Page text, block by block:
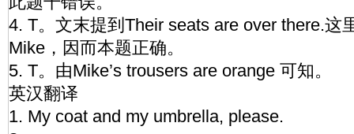
4. T。文末提到Their seats are over there.这
Mike，因而本题正确。
5. T。由Mike’s trousers are orange 可知。
英汉翻译
1. My coat and my umbrella, please.